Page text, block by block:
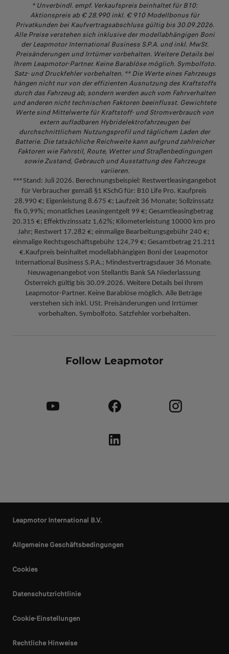
* Unverbindl. empf. Verkaufspreis beinhaltet für B10:
Aktionspreis ab € 28.990 inkl. € 910 Modellbonus für
Privatkunden bei Kaufvertragsabschluss gültig bis 30.09.2026.
Alle Preise verstehen sich inklusive der modellabhängigen Boni
der Leapmotor International Business S.P.A. und inkl. MwSt.
Preisänderungen und Irrtümer vorbehalten. Weitere Details bei
Ihrem Leapmotor-Partner. Keine Barablöse möglich. Symbolfoto.
Satz- und Druckfehler vorbehalten.** Die Werte eines Fahrzeugs
hängen nicht nur von der effizienten Ausnutzung des Kraftstoffs
durch das Fahrzeug ab, sondern werden auch vom Fahrverhalten
und anderen nicht technischen Faktoren beeinflusst. Gewichtete
Werte sind Mittelwerte für Kraftstoff- und Stromverbrauch von
extern aufladbaren Hybridelektrofahrzeugen bei
durchschnittlichem Nutzungsprofil und täglichem Laden der
Batterie. Die tatsächliche Reichweite kann aufgrund zahlreicher
Faktoren wie Fahrstil, Route, Wetter und Straßenbedingungen
sowie Zustand, Gebrauch und Ausstattung des Fahrzeugs
variieren.
***Stand: Juli 2026. Berechnungsbeispiel: Restwertleasingangebot
für Verbraucher gemäß §1 KSchG für: B10 Life Pro. Kaufpreis
28.990 €; Eigenleistung 8.675 €; Laufzeit 36 Monate; Sollzinssatz
fix 0,99%; monatliches Leasingentgelt 99 €; Gesamtleasingbetrag
20.315 €; Effektivzinssatz 1,62%; Kilometerleistung 10000 km pro
Jahr; Restwert 17.282 €; einmalige Bearbeitungsgebühr 240 €;
einmalige Rechtsgeschäftsgebühr 124,79 €; Gesamtbetrag 21.211
€.Kaufpreis beinhaltet modellabhängigen Boni der Leapmotor
International Business S.P.A.; Mindestvertragsdauer 36 Monate.
Neuwagenangebot von Stellantis Bank SA Niederlassung
Österreich gültig bis 30.09.2026. Weitere Details bei Ihrem
Leapmotor-Partner. Keine Barablöse möglich. Alle Beträge
verstehen sich inkl. USt. Preisänderungen und Irrtümer
vorbehalten. Symbolfoto. Satzfehler vorbehalten.
Follow Leapmotor
Leapmotor International B.V.
Allgemeine Geschäftsbedingungen
Cookies
Datenschutzrichtlinie
Cookie-Einstellungen
Rechtliche Hinweise